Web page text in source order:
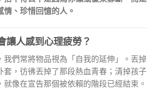
情、珍惜回憶的人。
讓人感到心理疲勞？
我們常將物品視為「自我的延伸」。丟掉
套，彷彿丟掉了那段熱血青春；清掉孩子
就像在宣告那個被依賴的階段已經結束。